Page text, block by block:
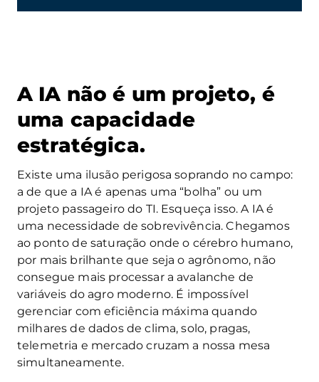
A IA não é um projeto, é
uma capacidade
estratégica.
Existe uma ilusão perigosa soprando no campo:
a de que a IA é apenas uma “bolha” ou um
projeto passageiro do TI. Esqueça isso. A IA é
uma necessidade de sobrevivência. Chegamos
ao ponto de saturação onde o cérebro humano,
por mais brilhante que seja o agrônomo, não
consegue mais processar a avalanche de
variáveis do agro moderno. É impossível
gerenciar com eficiência máxima quando
milhares de dados de clima, solo, pragas,
telemetria e mercado cruzam a nossa mesa
simultaneamente.